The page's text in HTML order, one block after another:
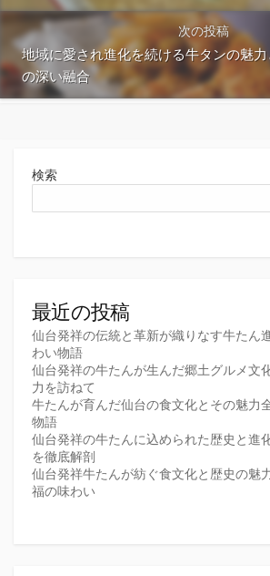
次の投稿
地域に愛され進化を続ける牛タンの魅
の深い融合
検索
最近の投稿
仙台発祥の伝統と革新が織りなす牛たん
わい物語
仙台発祥の牛たんが生んだ郷土グルメ文
力を訪ねて
牛たんが育んだ仙台の食文化とその魅力
物語
仙台発祥の牛たんに込められた歴史と進
を徹底解剖
仙台発祥牛たんが紡ぐ食文化と歴史の魅
福の味わい